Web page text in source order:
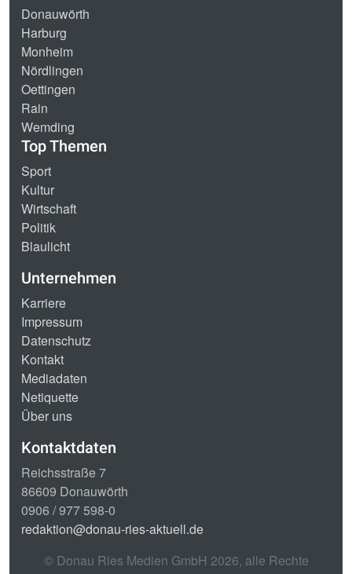
Donauwörth
Harburg
Monheim
Nördlingen
Oettingen
Rain
Wemding
Top Themen
Sport
Kultur
Wirtschaft
Politik
Blaulicht
Unternehmen
Karriere
Impressum
Datenschutz
Kontakt
Mediadaten
Netiquette
Über uns
Kontaktdaten
Reichsstraße 7
86609 Donauwörth
0906 / 977 598-0
redaktion@donau-ries-aktuell.de
© Donau Ries Medien GmbH 2026, alle Rechte